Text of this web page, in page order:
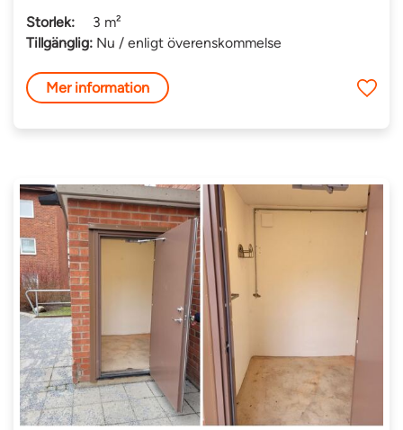
Storlek:
3 m²
Tillgänglig: Nu / enligt överenskommelse
Mer information